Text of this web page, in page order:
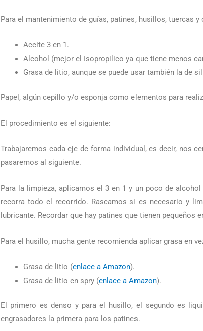
Para el mantenimiento de guías, patines, husillos, tuercas
Aceite 3 en 1.
Alcohol (mejor el Isopropilico ya que tiene menos
Grasa de litio, aunque se puede usar también la de
Papel, algún cepillo y/o esponja como elementos para
El procedimiento es el siguiente:
Trabajaremos cada eje de forma individual, es decir, nos
pasaremos al siguiente.
Para la limpieza, aplicamos el 3 en 1 y un poco de
recorra todo el recorrido. Rascamos si es necesario y
lubricante. Recordar que hay patines que tienen pequeños
Para el husillo, mucha gente recomienda aplicar grasa en
Grasa de litio (enlace a Amazon).
Grasa de litio en spry (enlace a Amazon).
El primero es denso y para el husillo, el segundo es
engrasadores la primera para los patines.